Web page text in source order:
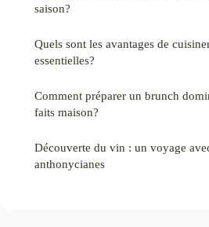
saison?
Quels sont les avantages de
essentielles?
Comment préparer un brunch
faits maison?
Découverte du vin : un voyage
anthonycianes